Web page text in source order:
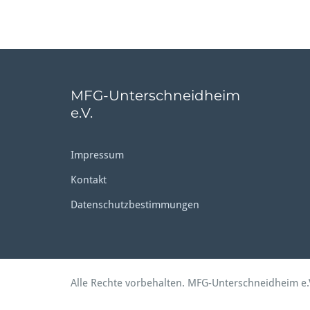
MFG-Unterschneidheim
e.V.
Impressum
Kontakt
Datenschutzbestimmungen
Alle Rechte vorbehalten. MFG-Unterschneidheim